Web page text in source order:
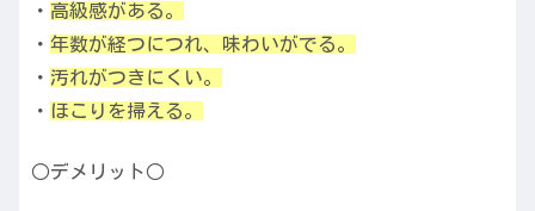
・ 高級感がある。
・ 年数が経つにつれ、味わいがでる。
・ 汚れがつきにくい。
・ ほこりを掃える。
○デメリット○